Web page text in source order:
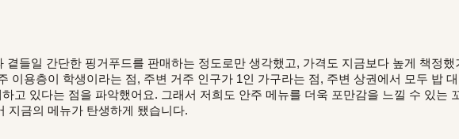
곁들일 간단한 핑거푸드를 판매하는 정도로만 생각했고, 가격도 지금보다 높게 책정했
이용층이 학생이라는 점, 주변 거주 인구가 1인 가구라는 점, 주변 상권에서 모두 밥
고 있다는 점을 파악했어요. 그래서 저희도 안주 메뉴를 더욱 포만감을 느낄 수 있는
지금의 메뉴가 탄생하게 됐습니다.